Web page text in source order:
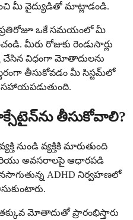
మీ వైద్యుడితో మాట్లాడండి.
ప్రతిరోజూ ఒకే సమయంలో మీ
మీరు రోజుకు రెండుసార్లు
చేసిన విధంగా మోతాదులను
తీసుకోవడం మీ సిస్టమ్‌లో
సహాయపడుతుంది.
తీసుకోవాలి?
నుండి వ్యక్తికి మారుతుంది
అవసరాలపై ఆధారపడి
ADHD నిర్వహణలో
మోతాదుతో ప్రారంభిస్తారు